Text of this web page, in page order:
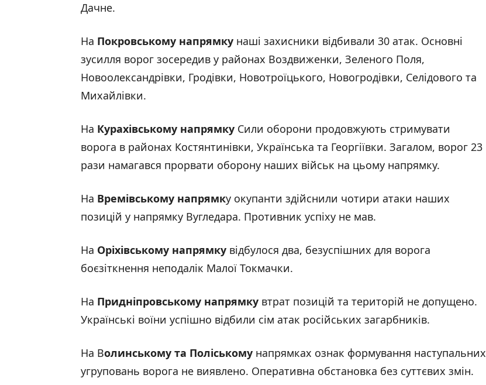
Дачне.
На Покровському напрямку наші захисники відбивали 30 атак. Основні
зусилля ворог зосередив у районах Воздвиженки, Зеленого Поля,
Новоолександрівки, Гродівки, Новотроїцького, Новогродівки, Селідового та
Михайлівки.
На Курахівському напрямку Сили оборони продовжують стримувати
ворога в районах Костянтинівки, Українська та Георгіївки. Загалом, ворог 23
рази намагався прорвати оборону наших військ на цьому напрямку.
На Времівському напрямку окупанти здійснили чотири атаки наших
позицій у напрямку Вугледара. Противник успіху не мав.
На Оріхівському напрямку відбулося два, безуспішних для ворога
боєзіткнення неподалік Малої Токмачки.
На Придніпровському напрямку втрат позицій та територій не допущено.
Українські воїни успішно відбили сім атак російських загарбників.
На Волинському та Поліському напрямках ознак формування наступальних
угруповань ворога не виявлено. Оперативна обстановка без суттєвих змін.